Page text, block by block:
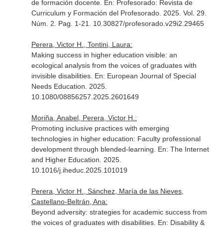
de formación docente. En: Profesorado: Revista de
Curriculum y Formación del Profesorado. 2025. Vol. 29.
Núm. 2. Pag. 1-21. 10.30827/profesorado.v29i2.29465
Perera, Victor H., Tontini, Laura:
Making success in higher education visible: an
ecological analysis from the voices of graduates with
invisible disabilities. En: European Journal of Special
Needs Education . 2025.
10.1080/08856257.2025.2601649
Moriña, Anabel, Perera, Victor H.:
Promoting inclusive practices with emerging
technologies in higher education: Faculty professional
development through blended-learning. En: The Internet
and Higher Education . 2025.
10.1016/j.iheduc.2025.101019
Perera, Victor H., Sánchez, María de las Nieves,
Castellano-Beltrán, Ana:
Beyond adversity: strategies for academic success from
the voices of graduates with disabilities. En: Disability &